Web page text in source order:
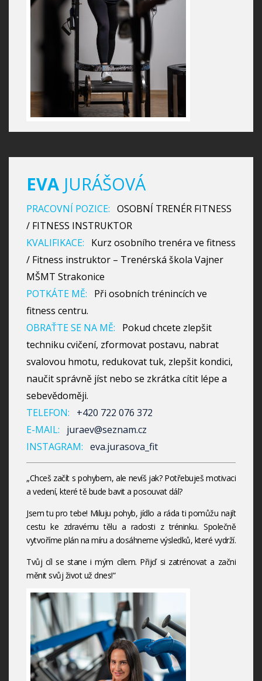
EVA JURÁŠOVÁ
PRACOVNÍ POZICE: OSOBNÍ TRENÉR FITNESS
/ FITNESS INSTRUKTOR
KVALIFIKACE:
Kurz osobního trenéra ve fitness
/ Fitness instruktor – Trenérská škola Vajner
MŠMT Strakonice
POTKÁTE MĚ:
Při osobních trénincích ve
fitness centru.
OBRAŤTE SE NA MĚ:
Pokud chcete zlepšit
techniku cvičení, zformovat postavu, nabrat
svalovou hmotu, redukovat tuk, zlepšit kondici,
naučit správně jíst nebo se zkrátka cítit lépe a
sebevědoměji.
TELEFON:
+420 722 076 372
E-MAIL:
juraev@seznam.cz
INSTAGRAM: eva.jurasova_fit
„Chceš začít s pohybem, ale nevíš jak? Potřebuješ motivaci
a vedení, které tě bude bavit a posouvat dál?
Jsem tu pro tebe! Miluju pohyb, jídlo a ráda ti pomůžu najít
cestu ke zdravému tělu a radosti z tréninku. Společně
vytvoříme plán na míru a dosáhneme výsledků, které vydrží.
Tvůj cíl se stane i mým cílem. Přijď si zatrénovat a začni
měnit svůj život už dnes!“